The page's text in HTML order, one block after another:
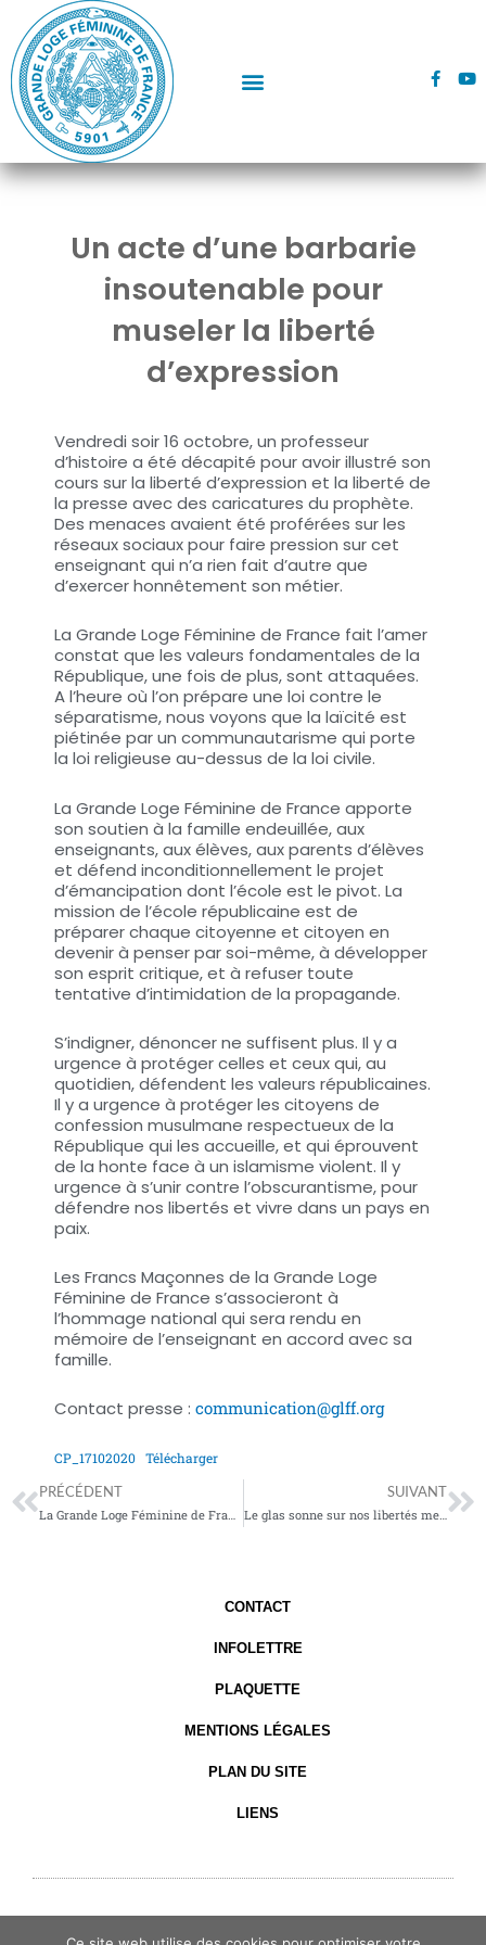
contenu
F
a
o
o
k
Y
b
e
Un acte d’une barbarie
insoutenable pour
museler la liberté
d’expression
Vendredi soir 16 octobre, un professeur
d’histoire a été décapité pour avoir illustré son
cours sur la liberté d’expression et la liberté de
la presse avec des caricatures du prophète.
Des menaces avaient été proférées sur les
réseaux sociaux pour faire pression sur cet
enseignant qui n’a rien fait d’autre que
d’exercer honnêtement son métier.
La Grande Loge Féminine de France fait l’amer
constat que les valeurs fondamentales de la
République, une fois de plus, sont attaquées.
A l’heure où l’on prépare une loi contre le
séparatisme, nous voyons que la laïcité est
piétinée par un communautarisme qui porte
la loi religieuse au-dessus de la loi civile.
La Grande Loge Féminine de France apporte
son soutien à la famille endeuillée, aux
enseignants, aux élèves, aux parents d’élèves
et défend inconditionnellement le projet
d’émancipation dont l’école est le pivot. La
mission de l’école républicaine est de
préparer chaque citoyenne et citoyen en
devenir à penser par soi-même, à développer
son esprit critique, et à refuser toute
tentative d’intimidation de la propagande.
S’indigner, dénoncer ne suffisent plus. Il y a
urgence à protéger celles et ceux qui, au
quotidien, défendent les valeurs républicaines.
Il y a urgence à protéger les citoyens de
confession musulmane respectueux de la
République qui les accueille, et qui éprouvent
de la honte face à un islamisme violent. Il y
urgence à s’unir contre l’obscurantisme, pour
défendre nos libertés et vivre dans un pays en
paix.
Les Francs Maçonnes de la Grande Loge
Féminine de France s’associeront à
l’hommage national qui sera rendu en
mémoire de l’enseignant en accord avec sa
famille.
Contact presse : communication@glff.org
CP_17102020 Télécharger
Précédent
PRÉCÉDENT SUIVANT
Le glas sonne sur nos libertés menacées …
CONTACT
INFOLETTRE
PLAQUETTE
MENTIONS LÉGALES
PLAN DU SITE
LIENS